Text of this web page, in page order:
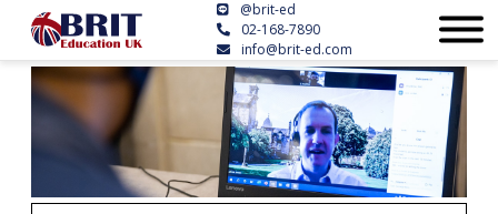
@brit-ed
02-168-7890
info@brit-ed.com